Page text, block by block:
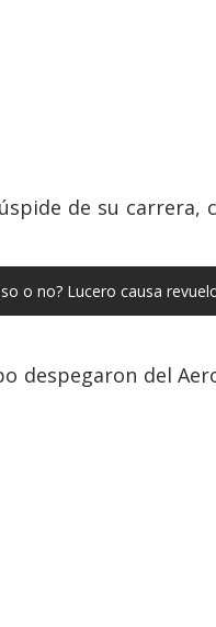
de su
o no? Lucero causa
despegaron del